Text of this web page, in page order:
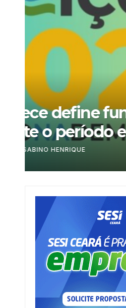
COLUNA – TRABALHO,
decide as
4 DE AGOSTO DE